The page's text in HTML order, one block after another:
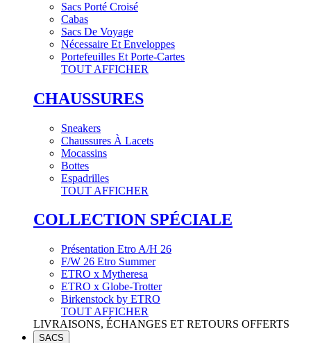
Sacs Porté Croisé
Cabas
Sacs De Voyage
Nécessaire Et Enveloppes
Portefeuilles Et Porte-Cartes
TOUT AFFICHER
CHAUSSURES
Sneakers
Chaussures À Lacets
Mocassins
Bottes
Espadrilles
TOUT AFFICHER
COLLECTION SPÉCIALE
Présentation Etro A/H 26
F/W 26 Etro Summer
ETRO x Mytheresa
ETRO x Globe-Trotter
Birkenstock by ETRO
TOUT AFFICHER
LIVRAISONS, ÉCHANGES ET RETOURS OFFERTS
SACS